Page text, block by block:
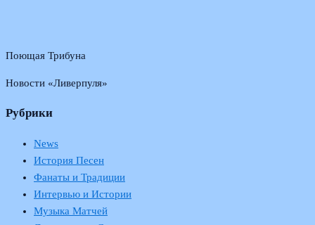
Поющая Трибуна
Новости «Ливерпуля»
Рубрики
News
История Песен
Фанаты и Традиции
Интервью и Истории
Музыка Матчей